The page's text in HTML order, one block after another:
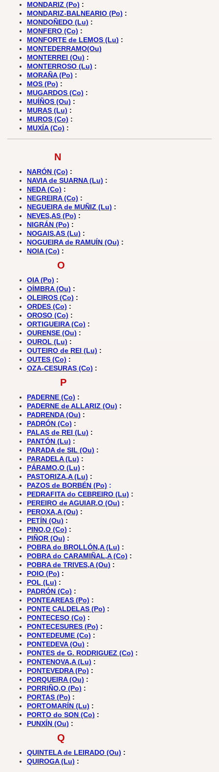
MONDARIZ (Po) :
MONDARIZ-BALNEARIO (Po) :
MONDOÑEDO (Lu) :
MONFERO (Co) :
MONFORTE de LEMOS (Lu) :
MONTEDERRAMO(Ou)
MONTERREI (Ou) :
MONTERROSO (Lu) :
MORAÑA (Po) :
MOS (Po) :
MUGARDOS (Co) :
MUÍÑOS (Ou) :
MURAS (Lu) :
MUROS (Co) :
MUXÍA (Co) :
N
NARÓN (Co) :
NAVIA de SUARNA (Lu) :
NEDA (Co) :
NEGREIRA (Co) :
NEGUEIRA de MUÑIZ (Lu) :
NEVES,AS (Po) :
NIGRÁN (Po) :
NOGAIS,AS (Lu) :
NOGUEIRA de RAMUÍN (Ou) :
NOIA (Co) :
O
OIA (Po) :
OÍMBRA (Ou) :
OLEIROS (Co) :
ORDES (Co) :
OROSO (Co) :
ORTIGUEIRA (Co) :
OURENSE (Ou) :
OUROL (Lu) :
OUTEIRO de REI (Lu) :
OUTES (Co) :
OZA-CESURAS (Co) :
P
PADERNE (Co) :
PADERNE de ALLARIZ (Ou) :
PADRENDA (Ou) :
PADRÓN (Co) :
PALAS de REI (Lu) :
PANTÓN (Lu) :
PARADA de SIL (Ou) :
PARADELA (Lu) :
PÁRAMO,O (Lu) :
PASTORIZA,A (Lu) :
PAZOS de BORBÉN (Po) :
PEDRAFITA do CEBREIRO (Lu) :
PEREIRO de AGUIAR,O (Ou) :
PEROXA,A (Ou) :
PETÍN (Ou) :
PINO,O (Co) :
PIÑOR (Ou) :
POBRA do BROLLÓN,A (Lu) :
POBRA do CARAMIÑAL,A (Co) :
POBRA de TRIVES,A (Ou) :
POIO (Po) :
POL (Lu) :
PADRÓN (Co) :
PONTEAREAS (Po) :
PONTE CALDELAS (Po) :
PONTECESO (Co) :
PONTECESURES (Po) :
PONTEDEUME (Co) :
PONTEDEVA (Ou) :
PONTES de G. RODRIGUEZ (Co) :
PONTENOVA,A (Lu) :
PONTEVEDRA (Po) :
PORQUEIRA (Ou) :
PORRIÑO,O (Po) :
PORTAS (Po) :
PORTOMARÍN (Lu) :
PORTO do SON (Co) :
PUNXÍN (Ou) :
Q
QUINTELA de LEIRADO (Ou) :
QUIROGA (Lu) :